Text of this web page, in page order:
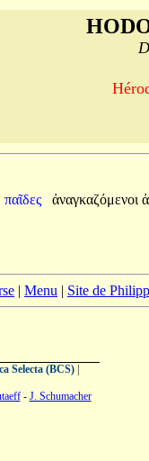
παῖδες ἀναγκαζόμενοι
| Menu | Site de
Selecta (BCS)|
- J. Schumacher